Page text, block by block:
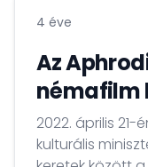
4 éve
Az
némafilm
2022. április 21-
kulturális